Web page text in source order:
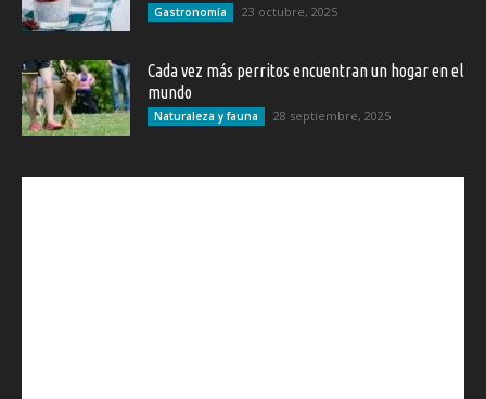
Gastronomía 23 octubre, 2025
Cada vez más perritos encuentran un hogar en el
mundo
Naturaleza y fauna 28 septiembre, 2025